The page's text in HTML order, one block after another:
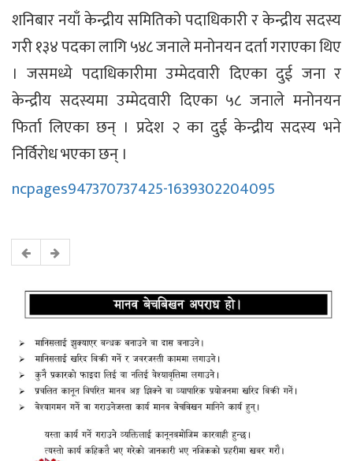
शनिबार नयाँ केन्द्रीय समितिको पदाधिकारी र केन्द्रीय सदस्य
गरी १३४ पदका लागि ५४८ जनाले मनोनयन दर्ता गराएका थिए
। जसमध्ये पदाधिकारीमा उम्मेदवारी दिएका दुई जना र
केन्द्रीय सदस्यमा उम्मेदवारी दिएका ५८ जनाले मनोनयन
फिर्ता लिएका छन् । प्रदेश २ का दुई केन्द्रीय सदस्य भने
निर्विरोध भएका छन् ।
ncpages947370737425-1639302204095